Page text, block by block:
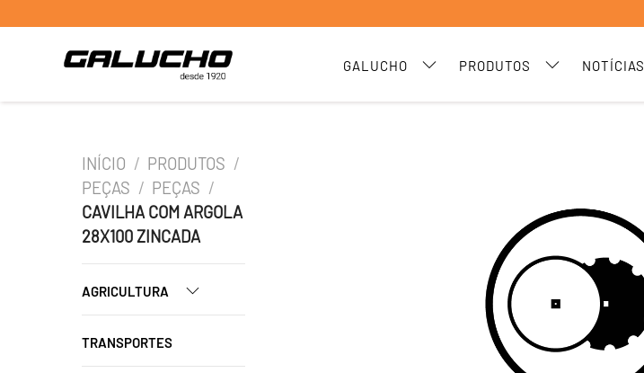
GALUCHO PRODUTOS NOTÍCIAS
INÍCIO / PRODUTOS /
PEÇAS / PEÇAS /
CAVILHA COM ARGOLA
28X100 ZINCADA
AGRICULTURA
TRANSPORTES